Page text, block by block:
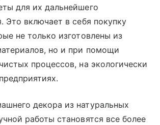
для их дальнейшего
Это включает в себя покупку
не только изготовлены из
но и при помощи
процессов, на экологически
декора из натуральных
работы становятся все более